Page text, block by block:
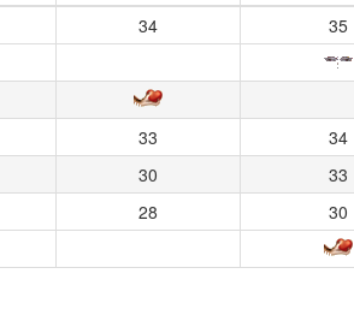
34 35
33 34
30 33
28 30